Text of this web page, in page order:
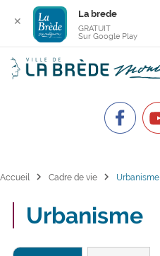
Accueil chevron_right Cadre de vie chevron_right Urbanisme
Urbanisme
✕
La brede
GRATUIT
Sur Google Play